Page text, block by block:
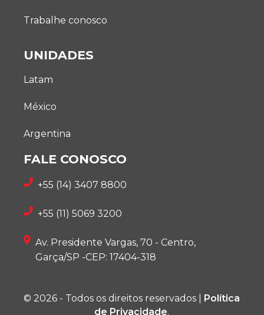
Trabalhe conosco
UNIDADES
Latam
México
Argentina
FALE CONOSCO
+55 (14) 3407 8800
+55 (11) 5069 3200
Av. Presidente Vargas, 70 - Centro,
Garça/SP -CEP: 17404-318
© 2026 - Todos os direitos reservados | Política
de Privacidade.